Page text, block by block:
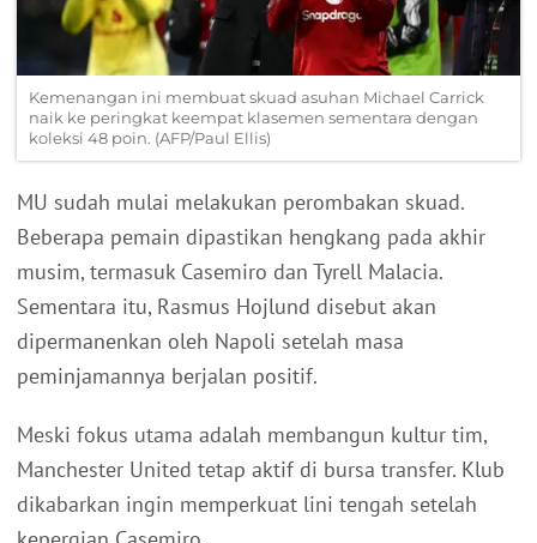
Kemenangan ini membuat skuad asuhan Michael Carrick
naik ke peringkat keempat klasemen sementara dengan
koleksi 48 poin. (AFP/Paul Ellis)
MU sudah mulai melakukan perombakan skuad.
Beberapa pemain dipastikan hengkang pada akhir
musim, termasuk Casemiro dan Tyrell Malacia.
Sementara itu, Rasmus Hojlund disebut akan
dipermanenkan oleh Napoli setelah masa
peminjamannya berjalan positif.
Meski fokus utama adalah membangun kultur tim,
Manchester United tetap aktif di bursa transfer. Klub
dikabarkan ingin memperkuat lini tengah setelah